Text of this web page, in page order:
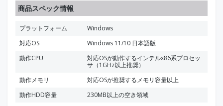
商品スペック情報
プラットフォーム
Windows
対応OS
Windows 11/10 日本語版
動作CPU
対応OSが動作するインテルx86系プロセッ
サ（1GHz以上推奨）
動作メモリ
対応OSが推奨するメモリ容量以上
動作HDD容量
230MB以上の空き領域